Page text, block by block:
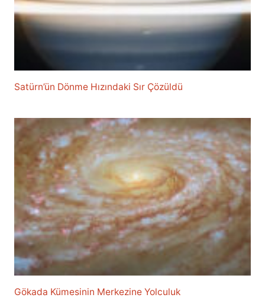
Satürn’ün Dönme Hızındaki Sır Çözüldü
Gökada Kümesinin Merkezine Yolculuk